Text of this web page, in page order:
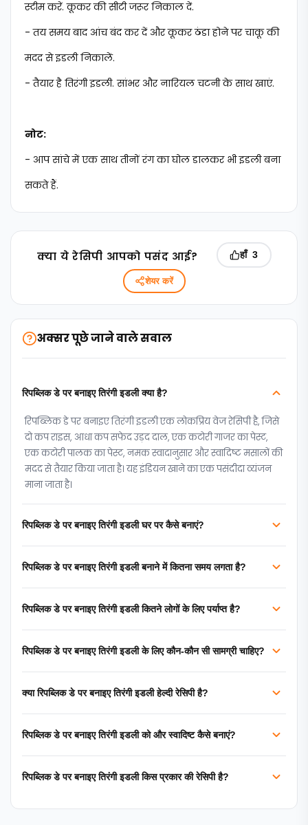
स्टीम करें. कूकर की सीटी जरूर निकाल दें.
- तय समय बाद आंच बंद कर दें और कूकर ठंडा होने पर चाकू की
मदद से इडली निकालें.
- तैयार है तिरंगी इडली. सांभर और नारियल चटनी के साथ खाएं.
नोट:
- आप सांचे में एक साथ तीनों रंग का घोल डालकर भी इडली बना
सकते हैं.
क्‍या ये रेसिपी आपको पसंद आई? हाँ 3
शेयर करें
अक्सर पूछे जाने वाले सवाल
रिपब्लिक डे पर बनाइए तिरंगी इडली क्या है?
रिपब्लिक डे पर बनाइए तिरंगी इडली एक लोकप्रिय वेज रेसिपी है, जिसे
दो कप राइस, आधा कप सफेद उड़द दाल, एक कटोरी गाजर का पेस्ट,
एक कटोरी पालक का पेस्ट, नमक स्वादानुसार और स्वादिष्ट मसालों की
मदद से तैयार किया जाता है। यह इंडियन खाने का एक पसंदीदा व्यंजन
माना जाता है।
रिपब्लिक डे पर बनाइए तिरंगी इडली घर पर कैसे बनाएं?
रिपब्लिक डे पर बनाइए तिरंगी इडली बनाने में कितना समय लगता है?
रिपब्लिक डे पर बनाइए तिरंगी इडली कितने लोगों के लिए पर्याप्त है?
रिपब्लिक डे पर बनाइए तिरंगी इडली के लिए कौन-कौन सी सामग्री चाहिए?
क्या रिपब्लिक डे पर बनाइए तिरंगी इडली हेल्दी रेसिपी है?
रिपब्लिक डे पर बनाइए तिरंगी इडली को और स्वादिष्ट कैसे बनाएं?
रिपब्लिक डे पर बनाइए तिरंगी इडली किस प्रकार की रेसिपी है?